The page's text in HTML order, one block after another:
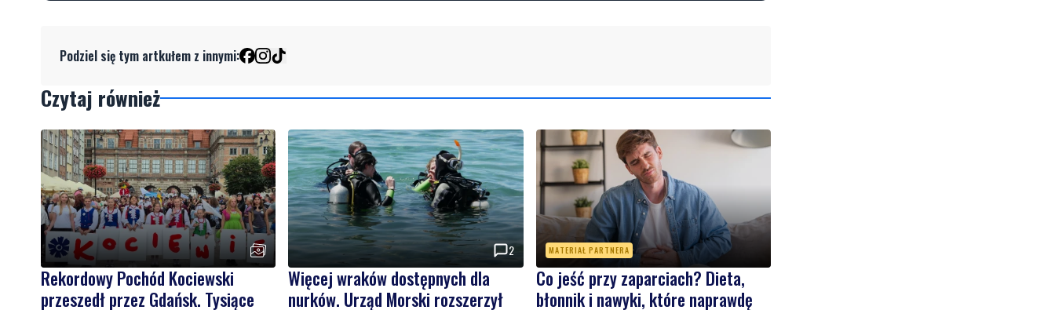
Podziel się tym artkułem z innymi:
Czytaj również
Rekordowy Pochód Kociewski
przeszedł przez Gdańsk. Tysiące
2
Więcej wraków dostępnych dla
nurków. Urząd Morski rozszerzył
MATERIAŁ PARTNERA
Co jeść przy zaparciach? Dieta,
błonnik i nawyki, które naprawdę